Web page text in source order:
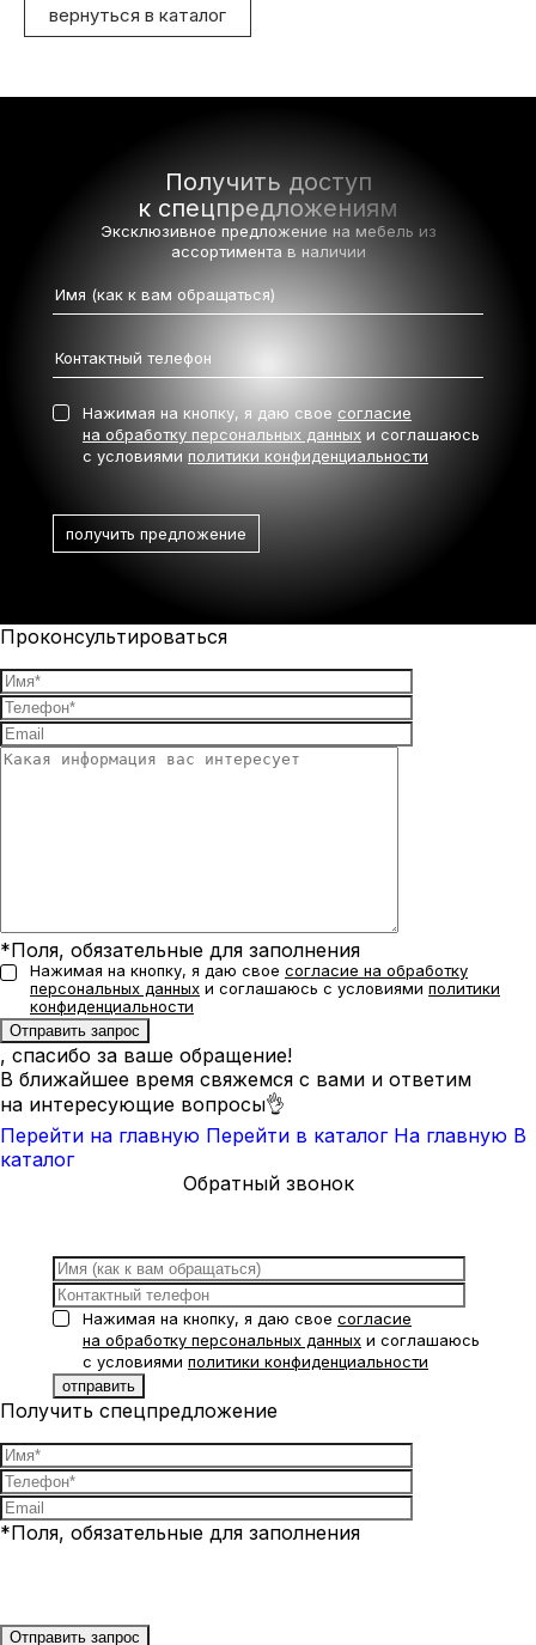
вернуться в каталог
Получить доступ
к спецпредложениям
Эксклюзивное предложение на мебель из
ассортимента в наличии
Нажимая на кнопку, я даю свое согласие
на обработку персональных данных и соглашаюсь
с условиями политики конфиденциальности
Проконсультироваться
*Поля, обязательные для заполнения
Нажимая на кнопку, я даю свое согласие на обработку
персональных данных и соглашаюсь с условиями политики
конфиденциальности
, спасибо за ваше обращение!
В ближайшее время свяжемся с вами и ответим
на интересующие вопросы👌
Перейти на главную Перейти в каталог На главную В
каталог
Обратный звонок
Нажимая на кнопку, я даю свое согласие
на обработку персональных данных и соглашаюсь
с условиями политики конфиденциальности
Получить спецпредложение
*Поля, обязательные для заполнения